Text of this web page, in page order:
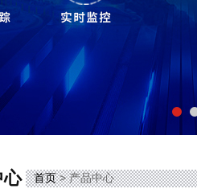
心 首页> 产品中心